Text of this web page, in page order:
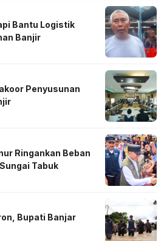
Bantu Logistik
Banjir
Penyusunan
Ringankan Beban
Tabuk
Bupati Banjar